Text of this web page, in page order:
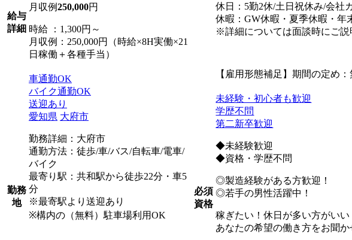
給与
詳細
月収例250,000円
時給 ：1,300円～
月収例：250,000円（時給×8H実働×21
日稼働＋各種手当）
勤務
地
車通勤OK
バイク通勤OK
送迎あり
愛知県 大府市
勤務詳細：大府市
通勤方法：徒歩/車/バス/自転車/電車/
バイク
最寄り駅：共和駅から徒歩22分・車5
分
※最寄駅より送迎あり
※構内の（無料）駐車場利用OK
休日：5勤2休/土日祝休み/会社
休暇：GW休暇・夏季休暇・年
※詳細については面談時にご説
【雇用形態補足】期間の定め：
必須
資格
未経験・初心者も歓迎
学歴不問
第二新卒歓迎
◆未経験歓迎
◆資格・学歴不問
◎製造経験がある方歓迎！
◎若手の男性活躍中！
稼ぎたい！休日が多い方がいい
あなたの希望の働き方をお聞か